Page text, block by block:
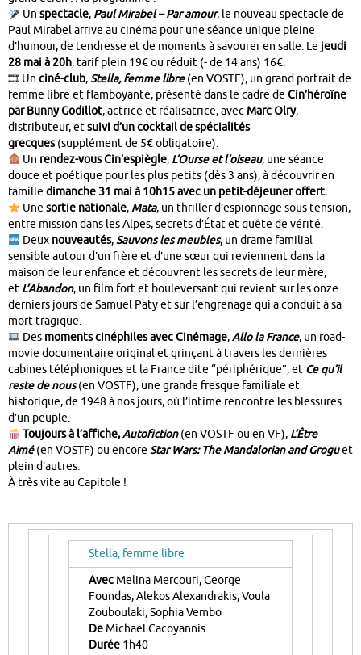
Unspectacle, Paul Mirabel – Par amour, le nouveau spectacle de
Paul Mirabel arrive au cinéma pour une séance unique pleine
d’humour, de tendresse et de moments à savourer en salle. Le jeudi
28 mai à 20h, tarif plein 19€ ou réduit (- de 14 ans) 16€.
🎞 Un ciné-club,Stella, femme libre(en VOSTF), un grand portrait de
femme libre et flamboyante, présenté dans le cadre de Cin’héroïne
par Bunny Godillot, actrice et réalisatrice, avec Marc Olry,
distributeur, etsuivi d’un cocktail de spécialités
grecques(supplément de 5€ obligatoire).
Un rendez-vous Cin’espiègle, L’Ourse et l’oiseau, une séance
douce et poétique pour les plus petits (dès 3 ans), à découvrir en
famille dimanche 31 mai à 10h15 avec un petit-déjeuner offert.
Une sortie nationale, Mata, un thriller d’espionnage sous tension,
entre mission dans les Alpes, secrets d’État et quête de vérité.
Deux nouveautés,Sauvons les meubles, un drame familial
sensible autour d’un frère et d’une sœur qui reviennent dans la
maison de leur enfance et découvrent les secrets de leur mère,
et L’Abandon, un film fort et bouleversant qui revient sur les onze
derniers jours de Samuel Paty et sur l’engrenage qui a conduit à sa
mort tragique.
Des moments cinéphiles avec Cinémage,Allo la France, un road-
movie documentaire original et grinçant à travers les dernières
cabines téléphoniques et la France dite “périphérique”, et Ce qu’il
reste de nous(en VOSTF), une grande fresque familiale et
historique, de 1948 à nos jours, où l’intime rencontre les blessures
d’un peuple.
Toujours à l’affiche,Autofiction(en VOSTF ou en VF), L’Être
Aimé(en VOSTF) ou encore Star Wars: The Mandalorian and Groguet
plein d’autres.
À très vite au Capitole !
Stella, femme libre
Avec Melina Mercouri, George
Foundas, Alekos Alexandrakis, Voula
Zouboulaki, Sophia Vembo
De Michael Cacoyannis
Durée 1h40